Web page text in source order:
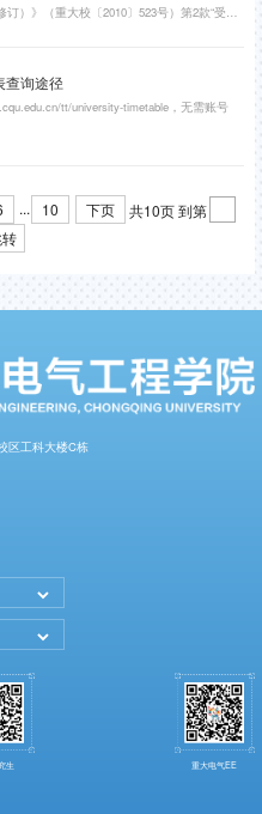
）》（重大校〔2010〕523号）第2款“受到
生可在2021年6月1日－2021年6月11日
学...
查询途径
tt/university-timetable，无需账号
... 10 下页 共10页 到第
区工科大楼C栋
生 重大电气EE